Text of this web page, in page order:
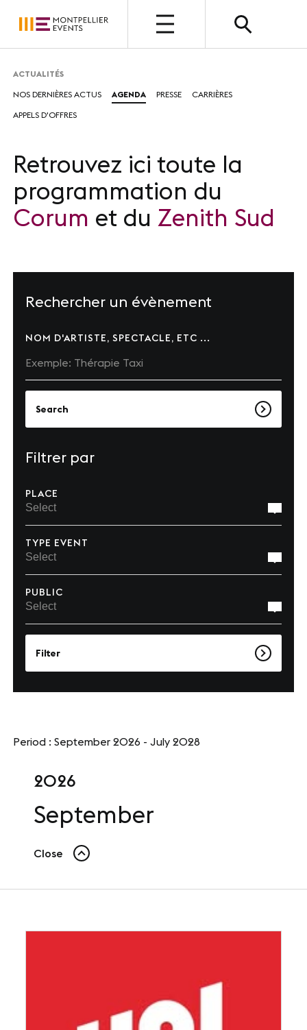
QUI SOMMES-NOUS ?
Présentation
Nos métiers
Nos valeurs
Nos équipes
NOUS CHOISIR
Notre destination
Nos références
Le Club
Nos Partenaires et Labels
ACTUALITÉS
Nos dernières actus
Agenda
Presse
Carrières
Appels d'offres
NOS SITES
INFORMATIONS PRATIQUES
ACTUALITÉS
NOS DERNIÈRES ACTUS
AGENDA PRESSE
CARRIÈRES
APPELS D'OFFRES
Retrouvez ici toute la
programmation du
Corum et du Zenith Sud
Rechercher un évènement
NOM D'ARTISTE, SPECTACLE, ETC ...
Search
Filtrer par
PLACE
TYPE EVENT
PUBLIC
Filter
Period : September 2026 - July 2028
2026
September
Close